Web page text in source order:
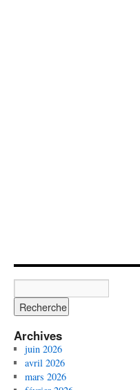
Archives
juin 2026
avril 2026
mars 2026